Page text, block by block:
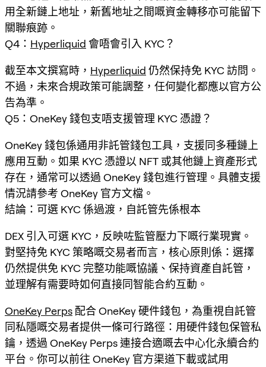
用全新鏈上地址，新舊地址之間嘅資金轉移亦可能留下
關聯痕跡。
Q4： Hyperliquid 會唔會引入 KYC？
截至本文撰寫時， Hyperliquid 仍然保持免 KYC 訪問。
不過，未來合規政策可能調整，任何變化都應以官方公
告為準。
Q5：OneKey 錢包支唔支援管理 KYC 憑證？
OneKey 錢包係通用非託管錢包工具，支援同多種鏈上
應用互動。如果 KYC 憑證以 NFT 或其他鏈上資產形式
存在，通常可以透過 OneKey 錢包進行管理。具體支援
情況請參考 OneKey 官方文檔。
結論：可選 KYC 係過渡，自託管先係根本
DEX 引入可選 KYC，反映咗監管壓力下嘅行業現實。
對堅持免 KYC 策略嘅交易者而言，核心原則係：選擇
仍然提供免 KYC 完整功能嘅協議、保持資產自託管，
並理解有需要時如何直接同智能合約互動。
OneKey Perps配合 OneKey 硬件錢包，為重視自託管
同私隱嘅交易者提供一條可行路徑：用硬件錢包保管私
鑰，透過 OneKey Perps 連接合適嘅去中心化永續合約
平台。你可以前往 OneKey 官方渠道下載或試用